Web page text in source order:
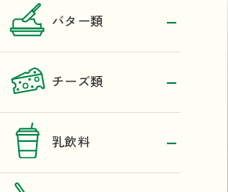
バター類
チーズ類
乳飲料